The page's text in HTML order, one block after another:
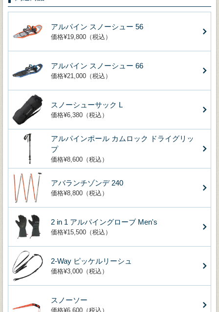
アルパイン スノーシュー 56
価格¥19,800（税込）
アルパイン スノーシュー 66
価格¥21,000（税込）
スノーシューサック L
価格¥6,380（税込）
アルパインポール カムロック ドライグリッ
プ
価格¥8,600（税込）
アバランチゾンデ 240
価格¥8,800（税込）
2 in 1 アルパイングローブ Men's
価格¥15,500（税込）
2-Way ピッケルリーシュ
価格¥3,000（税込）
スノーソー
価格¥6,600（税込）